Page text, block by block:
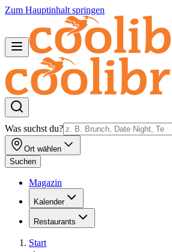
Zum Hauptinhalt springen
Was suchst du?
Ort wählen
Suchen
Magazin
Kalender
Restaurants
Start